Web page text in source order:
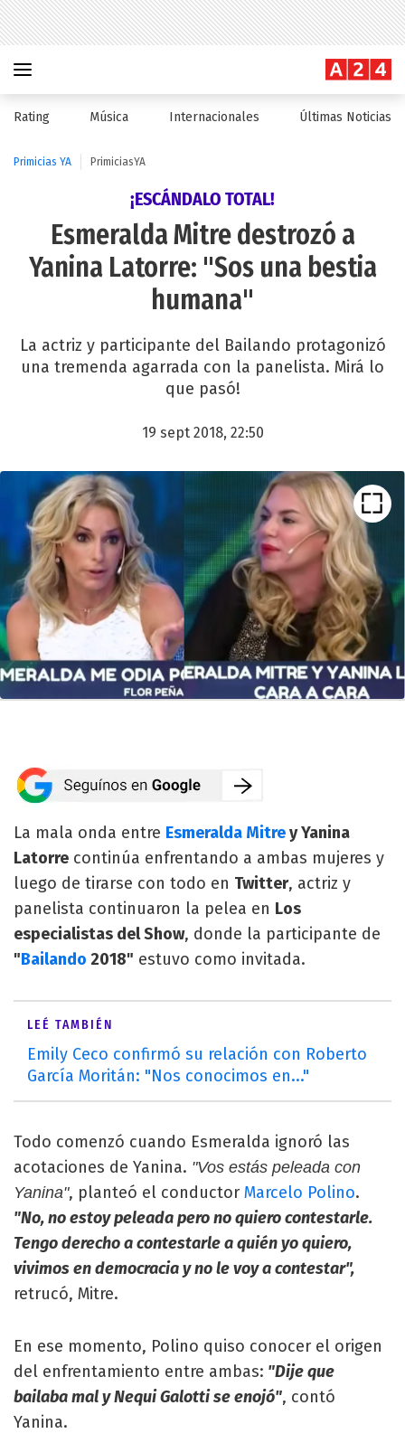
Rating Música Internacionales Últimas Noticias
Primicias YA PrimiciasYA
¡ESCÁNDALO TOTAL!
Esmeralda Mitre destrozó a
Yanina Latorre: "Sos una bestia
humana"
La actriz y participante del Bailando protagonizó
una tremenda agarrada con la panelista. Mirá lo
que pasó!
19 sept 2018, 22:50
La mala onda entre Esmeralda Mitrey Yanina
Latorre continúa enfrentando a ambas mujeres y
luego de tirarse con todo en Twitter, actriz y
panelista continuaron la pelea en Los
especialistas del Show, donde la participante de
"Bailando 2018" estuvo como invitada.
LEÉ TAMBIÉN
Emily Ceco confirmó su relación con Roberto
García Moritán: "Nos conocimos en..."
Todo comenzó cuando Esmeralda ignoró las
acotaciones de Yanina. "Vos estás peleada con
Yanina", planteó el conductor Marcelo Polino.
"No, no estoy peleada pero no quiero contestarle.
Tengo derecho a contestarle a quién yo quiero,
vivimos en democracia y no le voy a contestar",
retrucó, Mitre.
En ese momento, Polino quiso conocer el origen
del enfrentamiento entre ambas: "Dije que
bailaba mal y Nequi Galotti se enojó", contó
Yanina.